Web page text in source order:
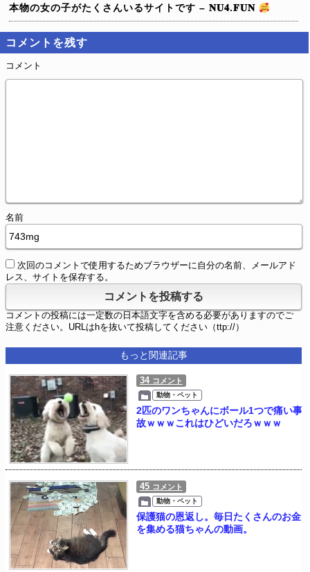
本物の女の子がたくさんいるサイトです – 𝐍𝐔𝟒.𝐅𝐔𝐍
コメントを残す
コメント
名前
次回のコメントで使用するためブラウザーに自分の名前、メールアド
レス、サイトを保存する。
コメントの投稿には一定数の日本語文字を含める必要がありますのでご
注意ください。URLはhを抜いて投稿してください（ttp://）
もっと関連記事
34 コメント
動物・ペット
2匹のワンちゃんにボール1つで痛い事
故ｗｗｗこれはひどいだろｗｗｗ
45 コメント
動物・ペット
保護猫の恩返し。毎日たくさんのお金
を集める猫ちゃんの動画。